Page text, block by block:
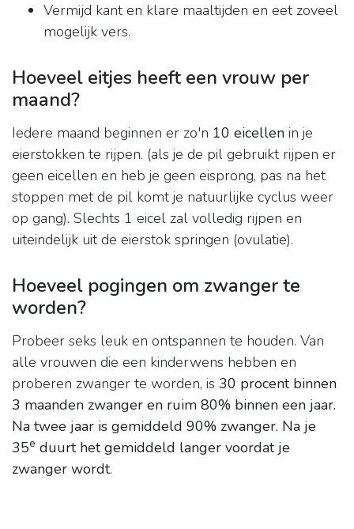
Vermijd kant en klare maaltijden en eet zoveel
mogelijk vers.
Hoeveel eitjes heeft een vrouw per
maand?
Iedere maand beginnen er zo'n 10 eicellen in je
eierstokken te rijpen. (als je de pil gebruikt rijpen er
geen eicellen en heb je geen eisprong, pas na het
stoppen met de pil komt je natuurlijke cyclus weer
op gang). Slechts 1 eicel zal volledig rijpen en
uiteindelijk uit de eierstok springen (ovulatie).
Hoeveel pogingen om zwanger te
worden?
Probeer seks leuk en ontspannen te houden. Van
alle vrouwen die een kinderwens hebben en
proberen zwanger te worden, is 30 procent binnen
3 maanden zwanger en ruim 80% binnen een jaar.
Na twee jaar is gemiddeld 90% zwanger. Na je
35e duurt het gemiddeld langer voordat je
zwanger wordt.